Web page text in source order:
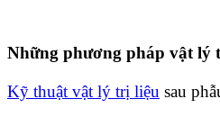
Những phương pháp vật lý
Kỹ thuật vật lý trị liệu sau